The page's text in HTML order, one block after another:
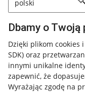
Dbamy o
Dzięki plikom cookies
SDK) oraz
innymi unikalne
zapewnić, że
Wyrażając zgodę na